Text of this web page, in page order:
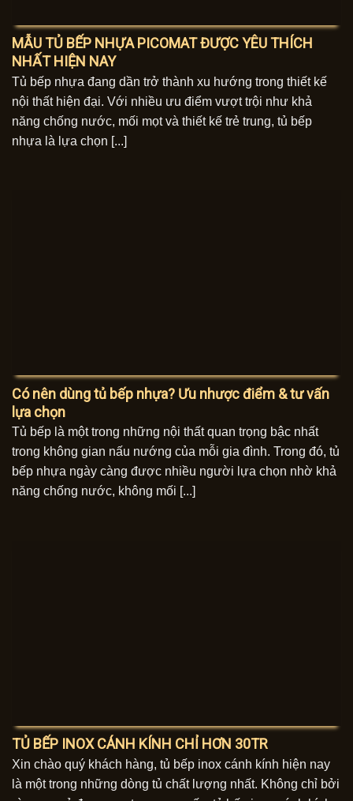
MẪU TỦ BẾP NHỰA PICOMAT ĐƯỢC YÊU THÍCH
NHẤT HIỆN NAY
Tủ bếp nhựa đang dần trở thành xu hướng trong thiết kế
nội thất hiện đại. Với nhiều ưu điểm vượt trội như khả
năng chống nước, mối mọt và thiết kế trẻ trung, tủ bếp
nhựa là lựa chọn [...]
Có nên dùng tủ bếp nhựa? Ưu nhược điểm & tư vấn
lựa chọn
Tủ bếp là một trong những nội thất quan trọng bậc nhất
trong không gian nấu nướng của mỗi gia đình. Trong đó, tủ
bếp nhựa ngày càng được nhiều người lựa chọn nhờ khả
năng chống nước, không mối [...]
TỦ BẾP INOX CÁNH KÍNH CHỈ HƠN 30TR
Xin chào quý khách hàng, tủ bếp inox cánh kính hiện nay
là một trong những dòng tủ chất lượng nhất. Không chỉ bởi